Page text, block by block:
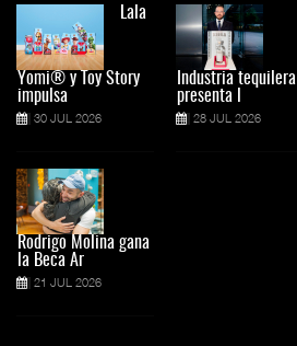
Lala
Yomi® y Toy Story
impulsa
30 JUL 2026
Rodrigo Molina gana
la Beca Ar
21 JUL 2026
Industria tequilera
presenta l
28 JUL 2026